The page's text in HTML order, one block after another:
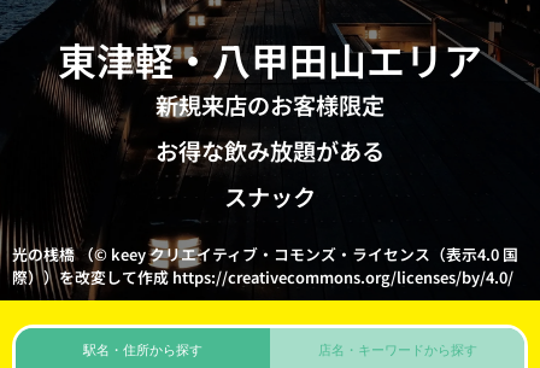
東津軽・八甲田山エリア
新規来店のお客様限定
お得な飲み放題がある
スナック
光の桟橋 （© keey クリエイティブ・コモンズ・ライセンス（表示4.0 国
際））を改変して作成 https://creativecommons.org/licenses/by/4.0/
駅名・住所から探す 店名・キーワードから探す